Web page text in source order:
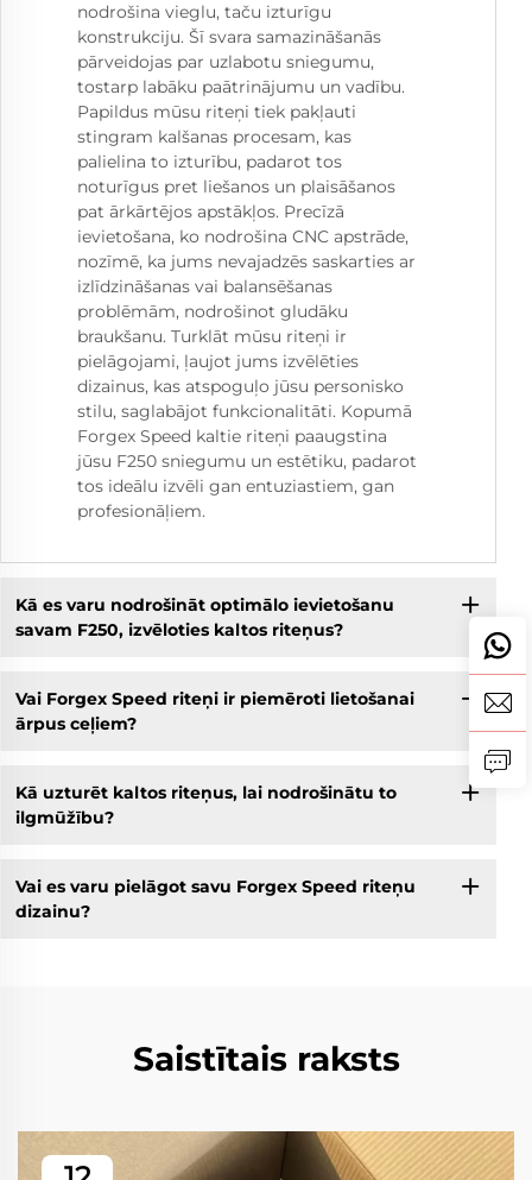
nodrošina vieglu, taču izturīgu
konstrukciju. Šī svara samazināšanās
pārveidojas par uzlabotu sniegumu,
tostarp labāku paātrinājumu un vadību.
Papildus mūsu riteņi tiek pakļauti
stingram kalšanas procesam, kas
palielina to izturību, padarot tos
noturīgus pret liešanos un plaisāšanos
pat ārkārtējos apstākļos. Precīzā
ievietošana, ko nodrošina CNC apstrāde,
nozīmē, ka jums nevajadzēs saskarties ar
izlīdzināšanas vai balansēšanas
problēmām, nodrošinot gludāku
braukšanu. Turklāt mūsu riteņi ir
pielāgojami, ļaujot jums izvēlēties
dizainus, kas atspoguļo jūsu personisko
stilu, saglabājot funkcionalitāti. Kopumā
Forgex Speed kaltie riteņi paaugstina
jūsu F250 sniegumu un estētiku, padarot
tos ideālu izvēli gan entuziastiem, gan
profesionāļiem.
Kā es varu nodrošināt optimālo ievietošanu
savam F250, izvēloties kaltos riteņus?
Vai Forgex Speed riteņi ir piemēroti lietošanai
ārpus ceļiem?
Kā uzturēt kaltos riteņus, lai nodrošinātu to
ilgmūžību?
Vai es varu pielāgot savu Forgex Speed riteņu
dizainu?
Saistītais raksts